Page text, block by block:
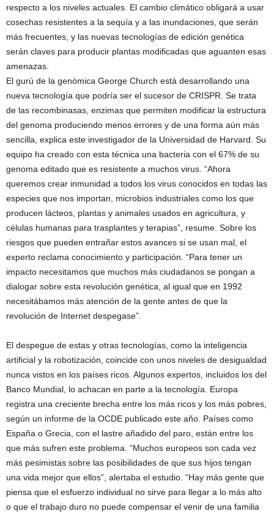
respecto a los niveles actuales. El cambio climático obligará a usar
cosechas resistentes a la sequía y a las inundaciones, que serán
más frecuentes, y las nuevas tecnologías de edición genética
serán claves para producir plantas modificadas que aguanten esas
amenazas.
El gurú de la genómica George Church está desarrollando una
nueva tecnología que podría ser el sucesor de CRISPR. Se trata
de las recombinasas, enzimas que permiten modificar la estructura
del genoma produciendo menos errores y de una forma aún más
sencilla, explica este investigador de la Universidad de Harvard. Su
equipo ha creado con esta técnica una bacteria con el 67% de su
genoma editado que es resistente a muchos virus. “Ahora
queremos crear inmunidad a todos los virus conocidos en todas las
especies que nos importan, microbios industriales como los que
producen lácteos, plantas y animales usados en agricultura, y
células humanas para trasplantes y terapias”, resume. Sobre los
riesgos que pueden entrañar estos avances si se usan mal, el
experto reclama conocimiento y participación. “Para tener un
impacto necesitamos que muchos más ciudadanos se pongan a
dialogar sobre esta revolución genética, al igual que en 1992
necesitábamos más atención de la gente antes de que la
revolución de Internet despegase”.
El despegue de estas y otras tecnologías, como la inteligencia
artificial y la robotización, coincide con unos niveles de desigualdad
nunca vistos en los países ricos. Algunos expertos, incluidos los del
Banco Mundial, lo achacan en parte a la tecnología. Europa
registra una creciente brecha entre los más ricos y los más pobres,
según un informe de la OCDE publicado este año. Países como
España o Grecia, con el lastre añadido del paro, están entre los
que más sufren este problema. “Muchos europeos son cada vez
más pesimistas sobre las posibilidades de que sus hijos tengan
una vida mejor que ellos”, alertaba el estudio. “Hay más gente que
piensa que el esfuerzo individual no sirve para llegar a lo más alto
o que el trabajo duro no puede compensar el venir de una familia